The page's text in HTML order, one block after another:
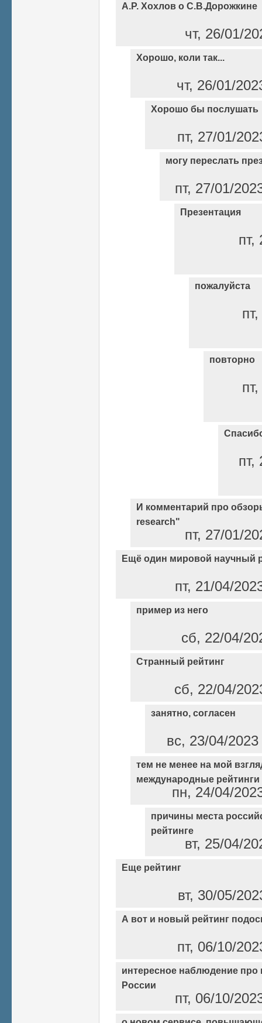
А.Р. Хохлов о С.В.Дорожкине
чт, 26/01/
Хорошо, коли так...
чт, 26/01/
Хорошо бы послушать
пт, 27/01/
могу переслать
пт, 27/01/
Презентация
пт,
пожалуйста
повторно
пт,
И комментарий про
research"
пт, 27/01/
Ещё один мировой научный
пт, 21/04/
пример из него
сб, 22/04/
Странный рейтинг
сб, 22/04/
занятно, согласен
вс, 23/04/
тем не менее на мой
международные рейтинги
пн, 24/04/
причины места
рейтинге
вт, 25/04/
Еще рейтинг
вт, 30/05/
А вот и новый рейтинг
пт, 06/10/
интересное наблюдение про
России
пт, 06/10/